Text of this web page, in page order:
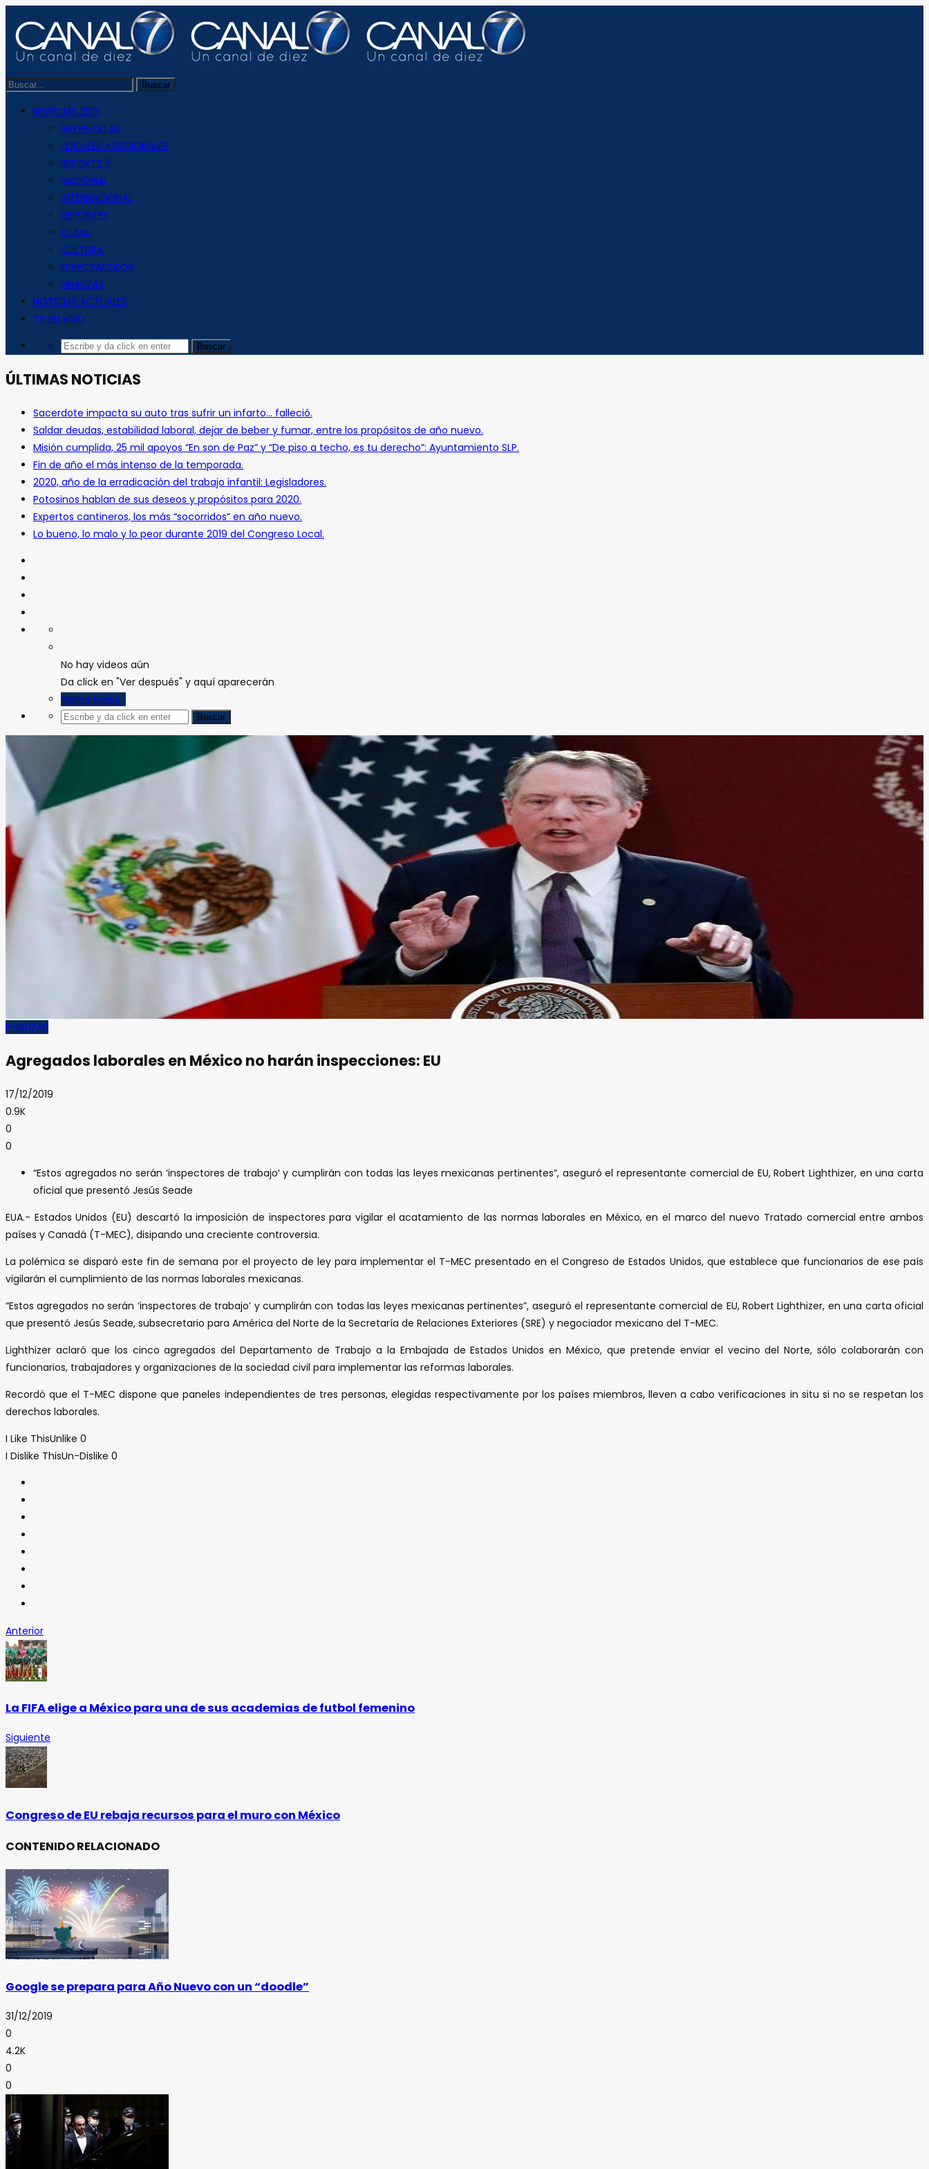
NOTICIAS 2019
ENTREVISTAS
LOCALES Y REGIONALES
REPORTE 7
NACIONAL
INTERNACIONAL
DEPORTES
CLIMA
CULTURA
ESPECTACULOS
FINANZAS
NOTICIAS ACTUALES
TV EN VIVO
ÚLTIMAS NOTICIAS
Sacerdote impacta su auto tras sufrir un infarto… falleció.
Saldar deudas, estabilidad laboral, dejar de beber y fumar, entre los propósitos de año nuevo.
Misión cumplida, 25 mil apoyos “En son de Paz” y “De piso a techo, es tu derecho”: Ayuntamiento SLP.
Fin de año el más intenso de la temporada.
2020, año de la erradicación del trabajo infantil: Legisladores.
Potosinos hablan de sus deseos y propósitos para 2020.
Expertos cantineros, los más “socorridos” en año nuevo.
Lo bueno, lo malo y lo peor durante 2019 del Congreso Local.
No hay videos aún
Da click en "Ver después" y aquí aparecerán
Verlos todos
FINANZAS
Agregados laborales en México no harán inspecciones: EU
17/12/2019
0.9K
0
0
“Estos agregados no serán ‘inspectores de trabajo’ y cumplirán con todas las leyes mexicanas pertinentes”, aseguró el representante comercial de EU, Robert Lighthizer, en una carta
oficial que presentó Jesús Seade
EUA.- Estados Unidos (EU) descartó la imposición de inspectores para vigilar el acatamiento de las normas laborales en México, en el marco del nuevo Tratado comercial entre ambos
países y Canadá (T-MEC), disipando una creciente controversia.
La polémica se disparó este fin de semana por el proyecto de ley para implementar el T-MEC presentado en el Congreso de Estados Unidos, que establece que funcionarios de ese país
vigilarán el cumplimiento de las normas laborales mexicanas.
“Estos agregados no serán ‘inspectores de trabajo’ y cumplirán con todas las leyes mexicanas pertinentes”, aseguró el representante comercial de EU, Robert Lighthizer, en una carta oficial
que presentó Jesús Seade, subsecretario para América del Norte de la Secretaría de Relaciones Exteriores (SRE) y negociador mexicano del T-MEC.
Lighthizer aclaró que los cinco agregados del Departamento de Trabajo a la Embajada de Estados Unidos en México, que pretende enviar el vecino del Norte, sólo colaborarán con
funcionarios, trabajadores y organizaciones de la sociedad civil para implementar las reformas laborales.
Recordó que el T-MEC dispone que paneles independientes de tres personas, elegidas respectivamente por los países miembros, lleven a cabo verificaciones in situ si no se respetan los
derechos laborales.
I Like ThisUnlike 0
I Dislike ThisUn-Dislike 0
Anterior
La FIFA elige a México para una de sus academias de futbol femenino
Siguiente
Congreso de EU rebaja recursos para el muro con México
CONTENIDO RELACIONADO
Google se prepara para Año Nuevo con un “doodle”
31/12/2019
0
4.2K
0
0